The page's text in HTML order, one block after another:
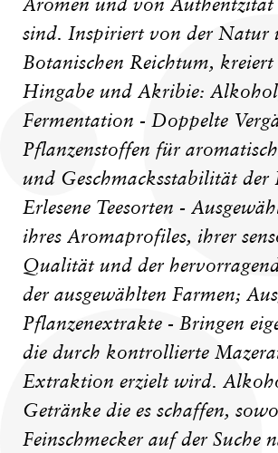
Aromen und von Authentzität
sind. Inspiriert von der Natur
Botanischen Reichtum,
Hingabe und Akribie:
Fermentation - Doppelte
Pflanzenstoffen für
und Geschmacksstabilität der
Erlesene Teesorten -
ihres Aromaprofiles, ihrer
Qualität und der
der ausgewählten Farmen;
Pflanzenextrakte - Bringen
die durch kontrollierte
Extraktion erzielt wird.
Getränke die es schaffen,
Feinschmecker auf der Suche